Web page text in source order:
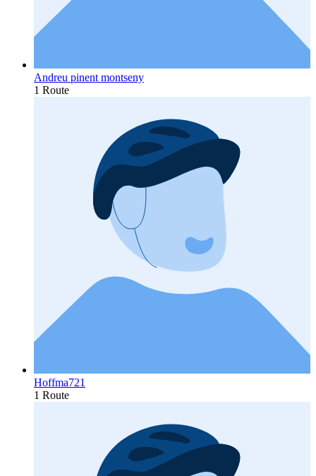
Andreu pinent montseny
1 Route
Hoffma721
1 Route